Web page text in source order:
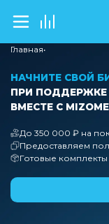
Главная•
НАЧНИТЕ
ПРИ
ВМЕСТЕ С
До 350 000 ₽
Готовые